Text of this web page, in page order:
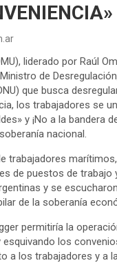
liderado por Raúl
de
que busca
los trabajadores se
y ¡No a la bandera
nacional.
trabajadores
de puestos de
y se
de la soberanía
permitiría la
los
a los trabajadores y a